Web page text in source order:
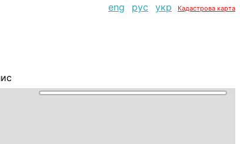
eng рус укр Кадастрова карта